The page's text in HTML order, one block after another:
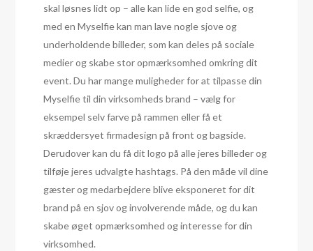
skal løsnes lidt op – alle kan lide en god selfie, og
med en Myselfie kan man lave nogle sjove og
underholdende billeder, som kan deles på sociale
medier og skabe stor opmærksomhed omkring dit
event. Du har mange muligheder for at tilpasse din
Myselfie til din virksomheds brand – vælg for
eksempel selv farve på rammen eller få et
skræddersyet firmadesign på front og bagside.
Derudover kan du få dit logo på alle jeres billeder og
tilføje jeres udvalgte hashtags. På den måde vil dine
gæster og medarbejdere blive eksponeret for dit
brand på en sjov og involverende måde, og du kan
skabe øget opmærksomhed og interesse for din
virksomhed.